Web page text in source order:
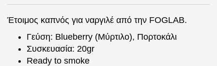
Έτοιμος καπνός για ναργιλέ από την FOGLAB.
Γεύση: Blueberry (Μύρτιλο), Πορτοκάλι
Συσκευασία: 20gr
Ready to smoke